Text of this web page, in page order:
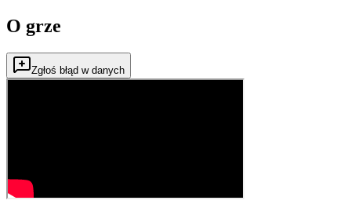
O grze
Zgłoś błąd w danych